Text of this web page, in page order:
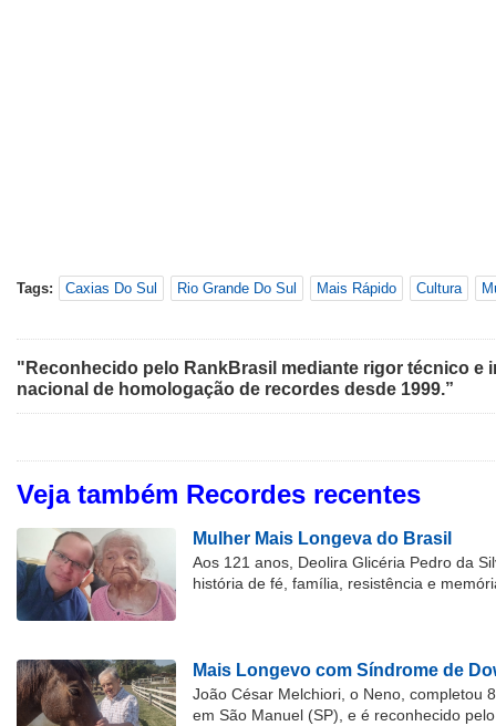
Tags: Caxias Do Sul Rio Grande Do Sul Mais Rápido Cultura
"Reconhecido pelo RankBrasil mediante rigor técnico e
nacional de homologação de recordes desde 1999.”
Veja também Recordes recentes
Mulher Mais Longeva do Brasil
Aos 121 anos, Deolira Glicéria Pedro da
história de fé, família, resistência e
Mais Longevo com Síndrome de
João César Melchiori, o Neno, completou
em São Manuel (SP), e é reconhecido